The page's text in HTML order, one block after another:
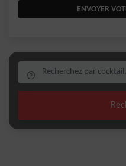
ENVOYER